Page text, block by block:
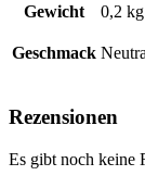
Gewicht
0,2 kg
Geschmack
Rezensionen
Es gibt noch keine